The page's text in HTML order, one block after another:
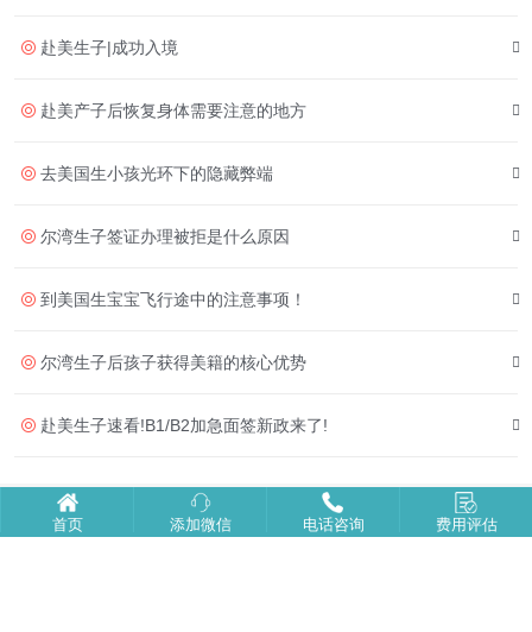
赴美生子|成功入境
赴美产子后恢复身体需要注意的地方
去美国生小孩光环下的隐藏弊端
尔湾生子签证办理被拒是什么原因
到美国生宝宝飞行途中的注意事项！
尔湾生子后孩子获得美籍的核心优势
赴美生子速看!B1/B2加急面签新政来了!
美福嘉儿首页 走进美福嘉儿
电话:131-2148-6651
首页 添加微信 电话咨询 费用评估